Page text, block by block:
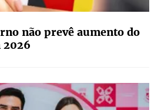
não prevê aumento do
2026